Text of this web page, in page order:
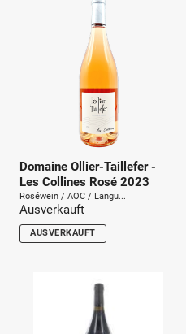
Domaine Ollier-Taillefer -
Les Collines Rosé 2023
Roséwein / AOC / Langu...
Ausverkauft
AUSVERKAUFT